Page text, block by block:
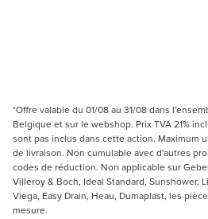
*Offre valable du 01/08 au 31/08 dans
Belgique et sur le webshop. Prix TVA 21%
sont pas inclus dans cette action. Maximum
de livraison. Non cumulable avec d'autres
codes de réduction. Non applicable sur
Villeroy & Boch, Ideal Standard, Sunshower,
Viega, Easy Drain, Heau, Dumaplast, les
mesure.